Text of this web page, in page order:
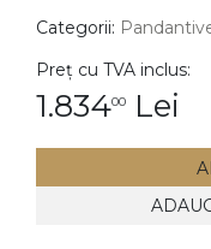
Inele
Cercei
Bratari
Categorii:
Preț cu TVA inclus:
1.83400 Lei